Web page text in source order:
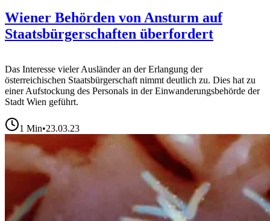
Wiener Behörden von Ansturm auf
Staatsbürgerschaften überfordert
Das Interesse vieler Ausländer an der Erlangung der
österreichischen Staatsbürgerschaft nimmt deutlich zu. Dies hat zu
einer Aufstockung des Personals in der Einwanderungsbehörde der
Stadt Wien geführt.
1 Min•23.03.23